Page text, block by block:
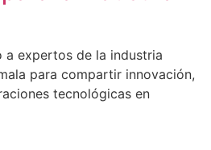
a expertos de la industria
para compartir innovación,
tecnológicas en